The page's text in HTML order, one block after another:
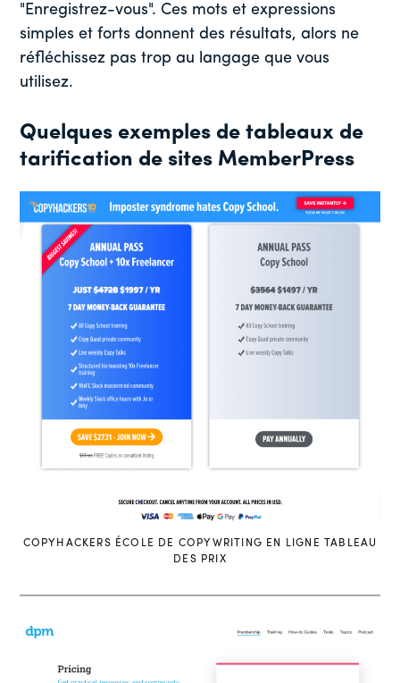
"Enregistrez-vous". Ces mots et expressions
simples et forts donnent des résultats, alors ne
réfléchissez pas trop au langage que vous
utilisez.
Quelques exemples de tableaux de
tarification de sites MemberPress
COPYHACKERS ÉCOLE DE COPYWRITING EN LIGNE TABLEAU
DES PRIX